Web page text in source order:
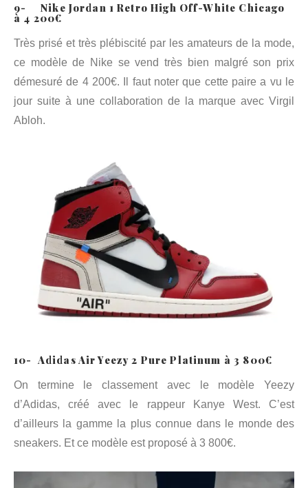
9- Nike Jordan 1 Retro High Off-White Chicago
à 4 200€
Très prisé et très plébiscité par les amateurs de la mode,
ce modèle de Nike se vend très bien malgré son prix
démesuré de 4 200€. Il faut noter que cette paire a vu le
jour suite à une collaboration de la marque avec Virgil
Abloh.
10- Adidas Air Yeezy 2 Pure Platinum à 3 800€
On termine le classement avec le modèle Yeezy
d’Adidas, créé avec le rappeur Kanye West. C’est
d’ailleurs la gamme la plus connue dans le monde des
sneakers. Et ce modèle est proposé à 3 800€.